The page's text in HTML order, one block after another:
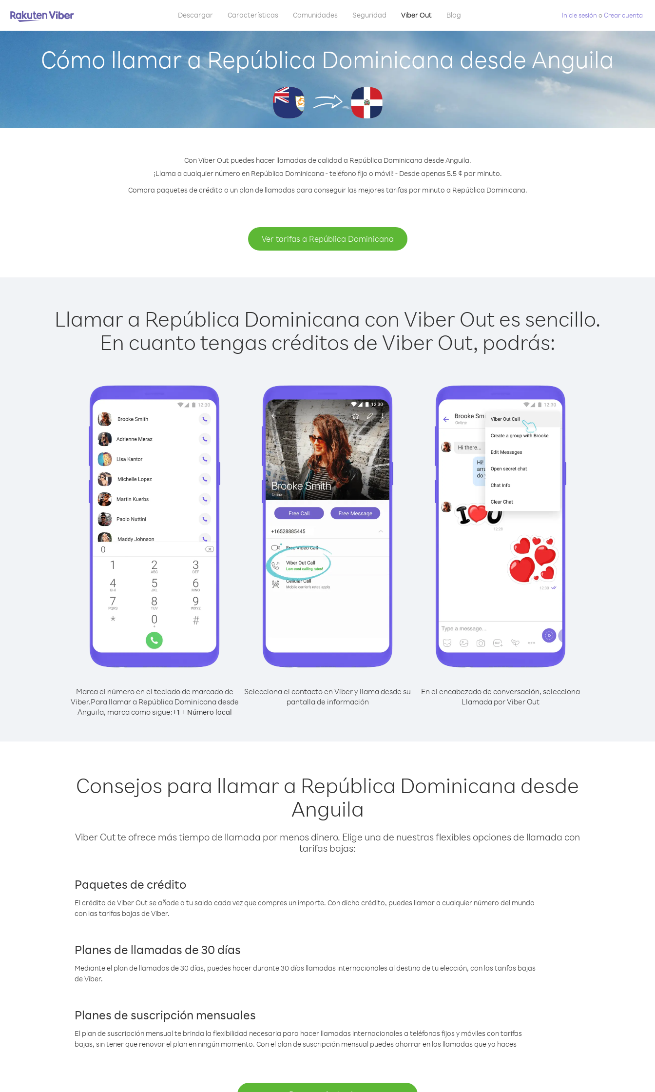
Descargar Características Comunidades Seguridad Viber Out Blog Inicie sesión oCrear cuenta
Cómo llamar a República Dominicana desde Anguila
Con Viber Out puedes hacer llamadas de calidad a República Dominicana desde Anguila.
¡Llama a cualquier número en República Dominicana - teléfono fijo o móvil! - Desde apenas 5.5 ¢ por minuto.
Compra paquetes de crédito o un plan de llamadas para conseguir las mejores tarifas por minuto a República Dominicana.
Ver tarifas a República Dominicana
Llamar a República Dominicana con Viber Out es sencillo.
En cuanto tengas créditos de Viber Out, podrás:
Marca el número en el teclado de marcado de
Viber.Para llamar a República Dominicana desde
Anguila, marca como sigue:+1+ Número local
Selecciona el contacto en Viber y llama desde su
pantalla de información
En el encabezado de conversación, selecciona
Llamada por Viber Out
Consejos para llamar a República Dominicana desde
Anguila
Viber Out te ofrece más tiempo de llamada por menos dinero. Elige una de nuestras flexibles opciones de llamada con
tarifas bajas:
Paquetes de crédito
El crédito de Viber Out se añade a tu saldo cada vez que compres un importe. Con dicho crédito, puedes llamar a cualquier número del mundo
con las tarifas bajas de Viber.
Planes de llamadas de 30 días
Mediante el plan de llamadas de 30 días, puedes hacer durante 30 días llamadas internacionales al destino de tu elección, con las tarifas bajas
de Viber.
Planes de suscripción mensuales
El plan de suscripción mensual te brinda la flexibilidad necesaria para hacer llamadas internacionales a teléfonos fijos y móviles con tarifas
bajas, sin tener que renovar el plan en ningún momento. Con el plan de suscripción mensual puedes ahorrar en las llamadas que ya haces